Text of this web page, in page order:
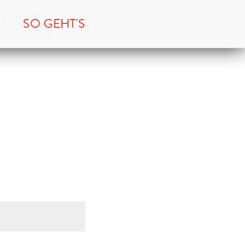
SO GEHT'S